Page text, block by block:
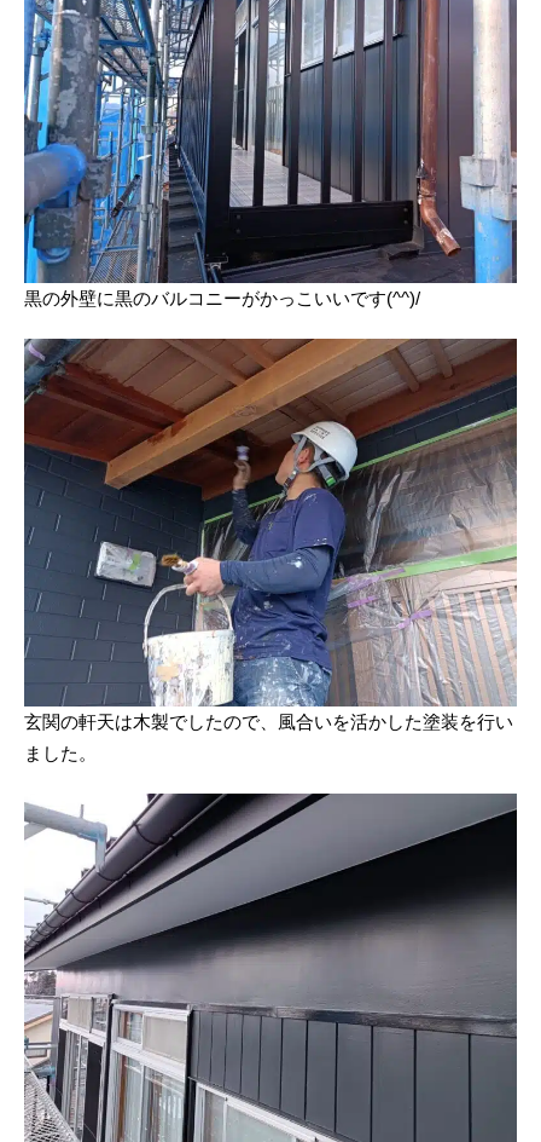
黒の外壁に黒のバルコニーがかっこいいです(^^)/
玄関の軒天は木製でしたので、風合いを活かした塗装を行い
ました。